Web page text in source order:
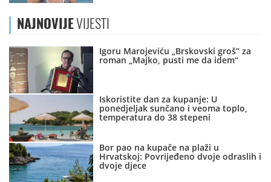
NAJNOVIJEVIJESTI
Igoru Marojeviću „Brskovski groš“ za
roman „Majko, pusti me da idem“
Iskoristite dan za kupanje: U
ponedjeljak sunčano i veoma toplo,
temperatura do 38 stepeni
Bor pao na kupače na plaži u
Hrvatskoj: Povrijeđeno dvoje odraslih i
dvoje djece